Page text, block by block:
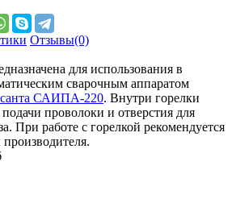
Отзывы(0)
для использования в
сварочным аппаратом
САИПА-220. Внутри горелки
проволоки и отверстия для
При работе с горелкой рекомендуется